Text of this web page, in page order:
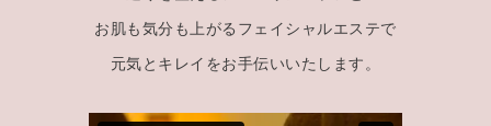
お肌も気分も上がるフェイシャルエステで
元気とキレイをお手伝いいたします。